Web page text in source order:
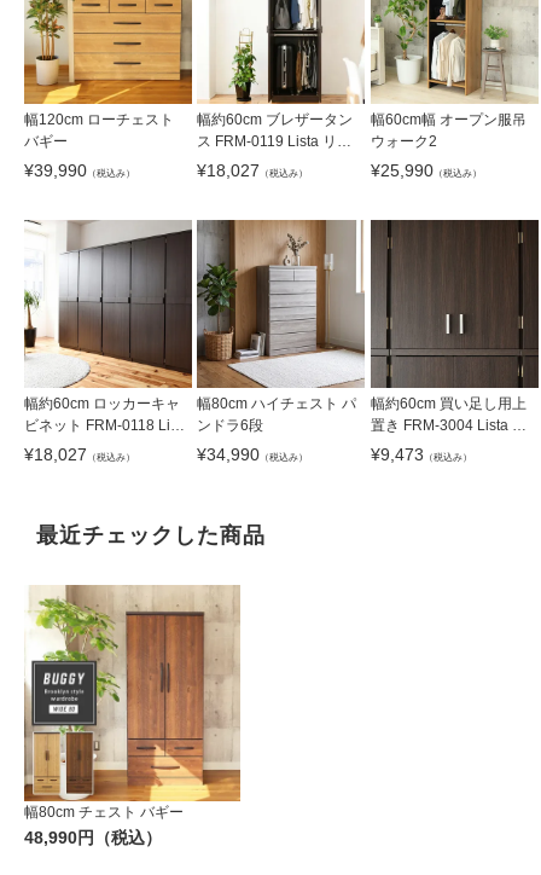
幅120cm ローチェスト
バギー
¥39,990 （税込み）
幅約60cm ブレザータン
ス FRM-0119 Lista リス
タ
¥18,027 （税込み）
幅60cm幅 オープン服吊
ウォーク2
¥25,990（税込み）
幅約60cm ロッカーキャ
ビネット FRM-0118 Lista
リスタ
¥18,027 （税込み）
幅80cm ハイチェスト パ
ンドラ6段
¥34,990 （税込み）
幅約60cm 買い足し用上
置き FRM-3004 Lista リ
スタ
¥9,473 （税込み）
最近チェックした商品
幅80cm チェスト バギー
48,990円（税込）